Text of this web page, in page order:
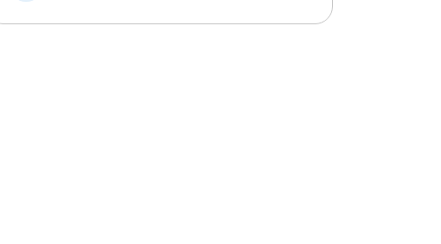
seu dinheiro na totalidade.